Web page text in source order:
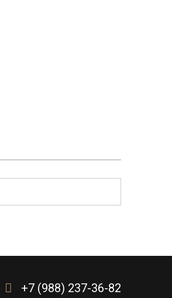
+7 (988) 237-36-82